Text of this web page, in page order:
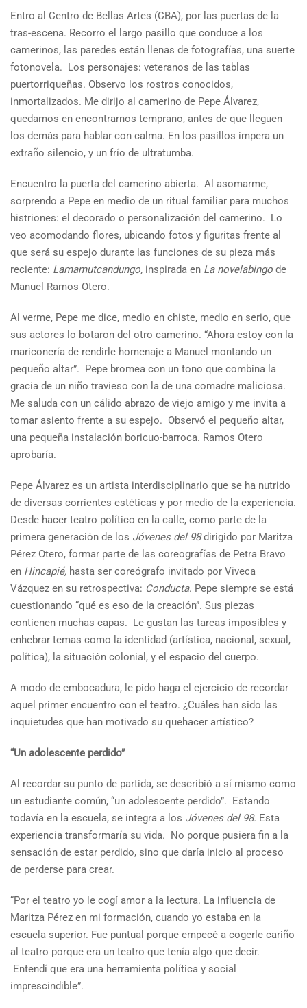
Entro al Centro de Bellas Artes (CBA), por las puertas de la
tras-escena. Recorro el largo pasillo que conduce a los
camerinos, las paredes están llenas de fotografías, una suerte
fotonovela. Los personajes: veteranos de las tablas
puertorriqueñas. Observo los rostros conocidos,
inmortalizados. Me dirijo al camerino de Pepe Álvarez,
quedamos en encontrarnos temprano, antes de que lleguen
los demás para hablar con calma. En los pasillos impera un
extraño silencio, y un frío de ultratumba.
Encuentro la puerta del camerino abierta. Al asomarme,
sorprendo a Pepe en medio de un ritual familiar para muchos
histriones: el decorado o personalización del camerino. Lo
veo acomodando flores, ubicando fotos y figuritas frente al
que será su espejo durante las funciones de su pieza más
reciente: Lamamutcandungo, inspirada en La novelabingo de
Manuel Ramos Otero.
Al verme, Pepe me dice, medio en chiste, medio en serio, que
sus actores lo botaron del otro camerino. “Ahora estoy con la
mariconería de rendirle homenaje a Manuel montando un
pequeño altar”. Pepe bromea con un tono que combina la
gracia de un niño travieso con la de una comadre maliciosa.
Me saluda con un cálido abrazo de viejo amigo y me invita a
tomar asiento frente a su espejo. Observó el pequeño altar,
una pequeña instalación boricuo-barroca. Ramos Otero
aprobaría.
Pepe Álvarez es un artista interdisciplinario que se ha nutrido
de diversas corrientes estéticas y por medio de la experiencia.
Desde hacer teatro político en la calle, como parte de la
primera generación de los Jóvenes del 98dirigido por Maritza
Pérez Otero, formar parte de las coreografías de Petra Bravo
en Hincapié, hasta ser coreógrafo invitado por Viveca
Vázquez en su retrospectiva: Conducta. Pepe siempre se está
cuestionando “qué es eso de la creación”. Sus piezas
contienen muchas capas. Le gustan las tareas imposibles y
enhebrar temas como la identidad (artística, nacional, sexual,
política), la situación colonial, y el espacio del cuerpo.
A modo de embocadura, le pido haga el ejercicio de recordar
aquel primer encuentro con el teatro. ¿Cuáles han sido las
inquietudes que han motivado su quehacer artístico?
“Un adolescente perdido”
Al recordar su punto de partida, se describió a sí mismo como
un estudiante común, “un adolescente perdido”. Estando
todavía en la escuela, se integra a los Jóvenes del 98. Esta
experiencia transformaría su vida. No porque pusiera fin a la
sensación de estar perdido, sino que daría inicio al proceso
de perderse para crear.
“Por el teatro yo le cogí amor a la lectura. La influencia de
Maritza Pérez en mi formación, cuando yo estaba en la
escuela superior. Fue puntual porque empecé a cogerle cariño
al teatro porque era un teatro que tenía algo que decir.
Entendí que era una herramienta política y social
imprescindible”.